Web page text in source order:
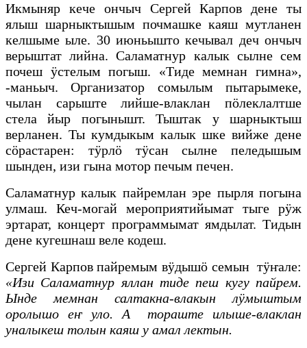
Икмыняр кече ончыч Сергей Карпов дене ты
ялыш шарныктышым почмашке каяш мутланен
келшыме ыле. 30 июньышто кечывал деч ончыч
верыштат лийна. Саламатнур калык сылне сем
почеш ӱстелым погыш. «Тиде мемнан гимна»,
-маньыч. Организатор сомылым пытарымеке,
чылан сарыште лийше-влаклан пӧлеклалтше
стела йыр погынышт. Тыштак у шарныктыш
верланен. Ты кумдыкым калык шке вийже дене
сӧрастарен: тӱрлӧ тӱсан сылне пеледышым
шынден, изи гына мотор печым печен.
Саламатнур калык пайремлан эре пырля погына
улмаш. Кеч-могай мероприятийымат тыге рӱж
эртарат, концерт программымат ямдылат. Тидын
дене кугешнаш веле кодеш.
Сергей Карпов пайремым вӱдышӧ семын тӱҥале:
«Изи Саламатнур яллан тиде пеш кугу пайрем.
Ынде мемнан салтакна-влакын лӱмыштым
оролышо еҥ уло. А тораште илыше-влаклан
уналыкеш толын каяш у амал лектын.